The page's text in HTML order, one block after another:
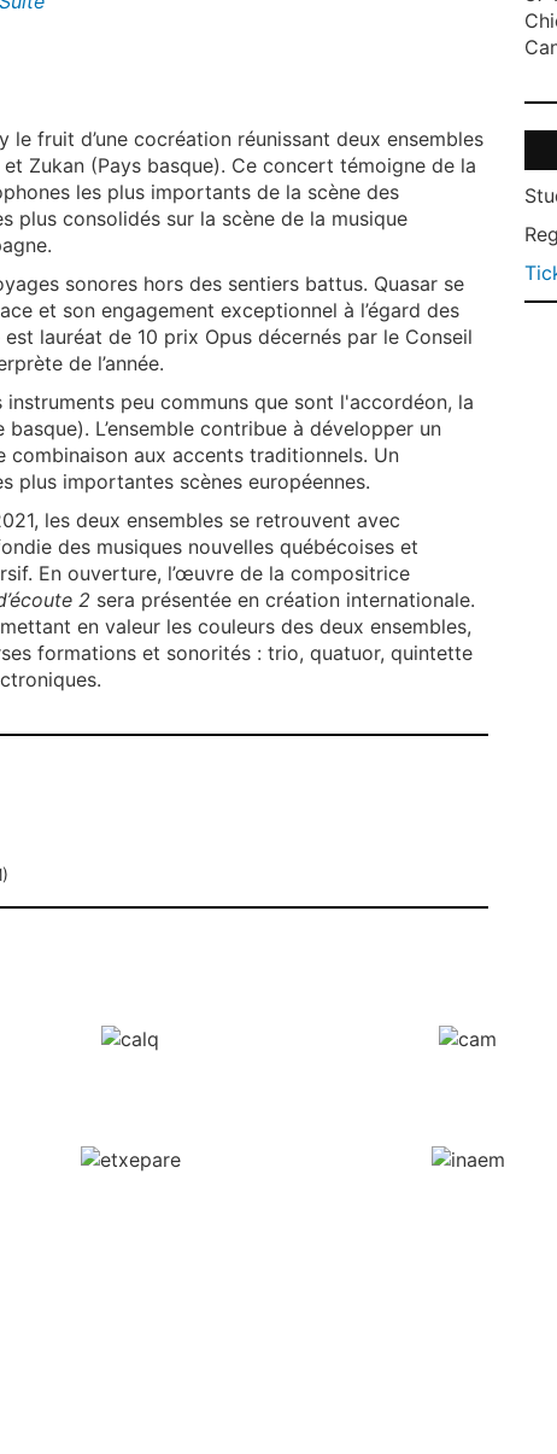
le fruit d’une cocréation réunissant deux ensembles
Zukan (Pays basque). Ce concert témoigne de la
les plus importants de la scène des
plus consolidés sur la scène de la musique
sonores hors des sentiers battus. Quasar se
et son engagement exceptionnel à l’égard des
lauréat de 10 prix Opus décernés par le Conseil
de l’année.
peu communs que sont l'accordéon, la
L’ensemble contribue à développer un
aux accents traditionnels. Un
plus importantes scènes européennes.
les deux ensembles se retrouvent avec
des musiques nouvelles québécoises et
En ouverture, l’œuvre de la compositrice
2 sera présentée en création internationale.
en valeur les couleurs des deux ensembles,
formations et sonorités : trio, quatuor, quintette